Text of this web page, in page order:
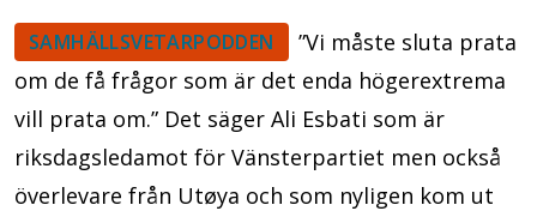
SAMHÄLLSVETARPODDEN
”Vi måste sluta prata
om de få frågor som är det enda högerextrema
vill prata om.” Det säger Ali Esbati som är
riksdagsledamot för Vänsterpartiet men också
överlevare från Utøya och som nyligen kom ut